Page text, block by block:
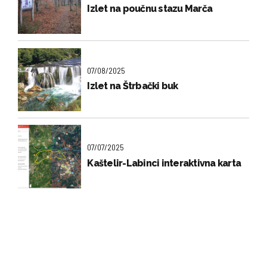
Izlet na poučnu stazu Marča
07/08/2025
Izlet na Štrbački buk
07/07/2025
Kaštelir-Labinci interaktivna karta